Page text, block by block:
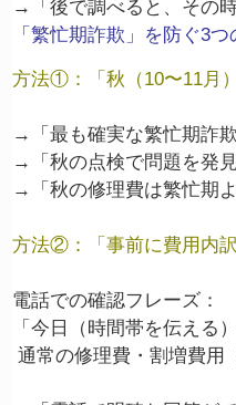
「繁忙期詐欺」を防ぐ3
方法①：「秋（10〜11月
→「最も確実な繁忙期詐
→「秋の点検で問題を発
方法②：「事前に費用内
電話での確認フレーズ：
「今日（時間帯を伝える
通常の修理費・割増費用